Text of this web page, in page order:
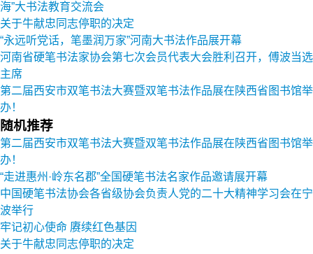
海”大书法教育交流会
关于牛献忠同志停职的决定
“永远听党话，笔墨润万家”河南大书法作品展开幕
河南省硬笔书法家协会第七次会员代表大会胜利召开，傅波当选
主席
第二届西安市双笔书法大赛暨双笔书法作品展在陕西省图书馆举
办！
随机推荐
第二届西安市双笔书法大赛暨双笔书法作品展在陕西省图书馆举
办！
“走进惠州·岭东名郡”全国硬笔书法名家作品邀请展开幕
中国硬笔书法协会各省级协会负责人党的二十大精神学习会在宁
波举行
牢记初心使命 赓续红色基因
关于牛献忠同志停职的决定